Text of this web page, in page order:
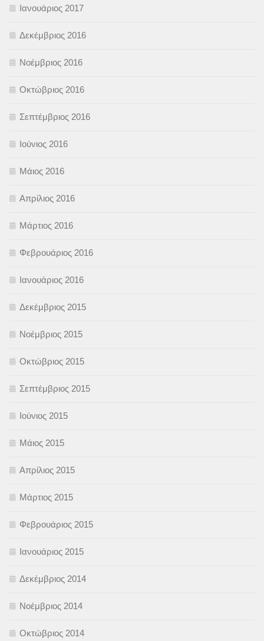
Ιανουάριος 2017
Δεκέμβριος 2016
Νοέμβριος 2016
Οκτώβριος 2016
Σεπτέμβριος 2016
Ιούνιος 2016
Μάιος 2016
Απρίλιος 2016
Μάρτιος 2016
Φεβρουάριος 2016
Ιανουάριος 2016
Δεκέμβριος 2015
Νοέμβριος 2015
Οκτώβριος 2015
Σεπτέμβριος 2015
Ιούνιος 2015
Μάιος 2015
Απρίλιος 2015
Μάρτιος 2015
Φεβρουάριος 2015
Ιανουάριος 2015
Δεκέμβριος 2014
Νοέμβριος 2014
Οκτώβριος 2014